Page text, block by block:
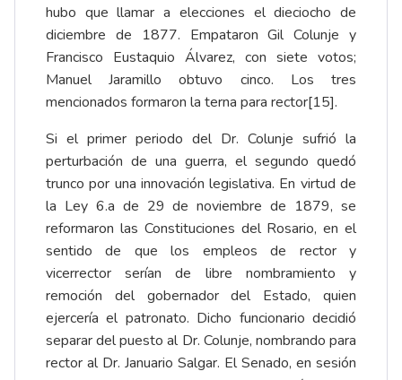
hubo que llamar a elecciones el dieciocho de
diciembre de 1877. Empataron Gil Colunje y
Francisco Eustaquio Álvarez, con siete votos;
Manuel Jaramillo obtuvo cinco. Los tres
mencionados formaron la terna para rector[15].
Si el primer periodo del Dr. Colunje sufrió la
perturbación de una guerra, el segundo quedó
trunco por una innovación legislativa. En virtud de
la Ley 6.a de 29 de noviembre de 1879, se
reformaron las Constituciones del Rosario, en el
sentido de que los empleos de rector y
vicerrector serían de libre nombramiento y
remoción del gobernador del Estado, quien
ejercería el patronato. Dicho funcionario decidió
separar del puesto al Dr. Colunje, nombrando para
rector al Dr. Januario Salgar. El Senado, en sesión